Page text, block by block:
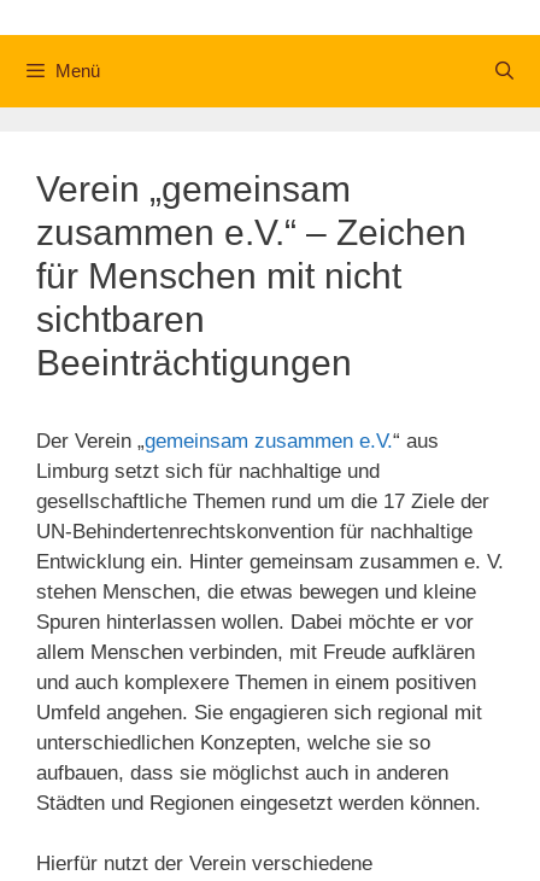
Menü
Verein „gemeinsam
zusammen e.V.“ – Zeichen
für Menschen mit nicht
sichtbaren
Beeinträchtigungen
Der Verein „gemeinsam zusammen e.V.“ aus
Limburg setzt sich für nachhaltige und
gesellschaftliche Themen rund um die 17 Ziele der
UN-Behindertenrechtskonvention für nachhaltige
Entwicklung ein. Hinter gemeinsam zusammen e. V.
stehen Menschen, die etwas bewegen und kleine
Spuren hinterlassen wollen. Dabei möchte er vor
allem Menschen verbinden, mit Freude aufklären
und auch komplexere Themen in einem positiven
Umfeld angehen. Sie engagieren sich regional mit
unterschiedlichen Konzepten, welche sie so
aufbauen, dass sie möglichst auch in anderen
Städten und Regionen eingesetzt werden können.
Hierfür nutzt der Verein verschiedene